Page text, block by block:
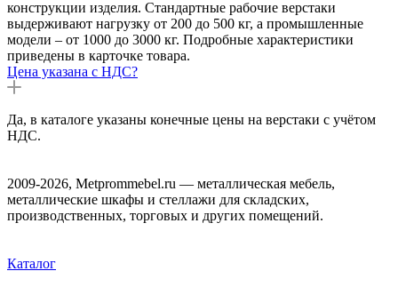
конструкции изделия. Стандартные рабочие верстаки
выдерживают нагрузку от 200 до 500 кг, а промышленные
модели – от 1000 до 3000 кг. Подробные характеристики
приведены в карточке товара.
Цена указана с НДС?
Да, в каталоге указаны конечные цены на верстаки с учётом
НДС.
2009-2026, Metprommebel.ru — металлическая мебель,
металлические шкафы и стеллажи для складских,
производственных, торговых и других помещений.
Каталог